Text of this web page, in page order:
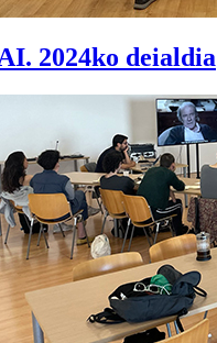
2024ko deialdia